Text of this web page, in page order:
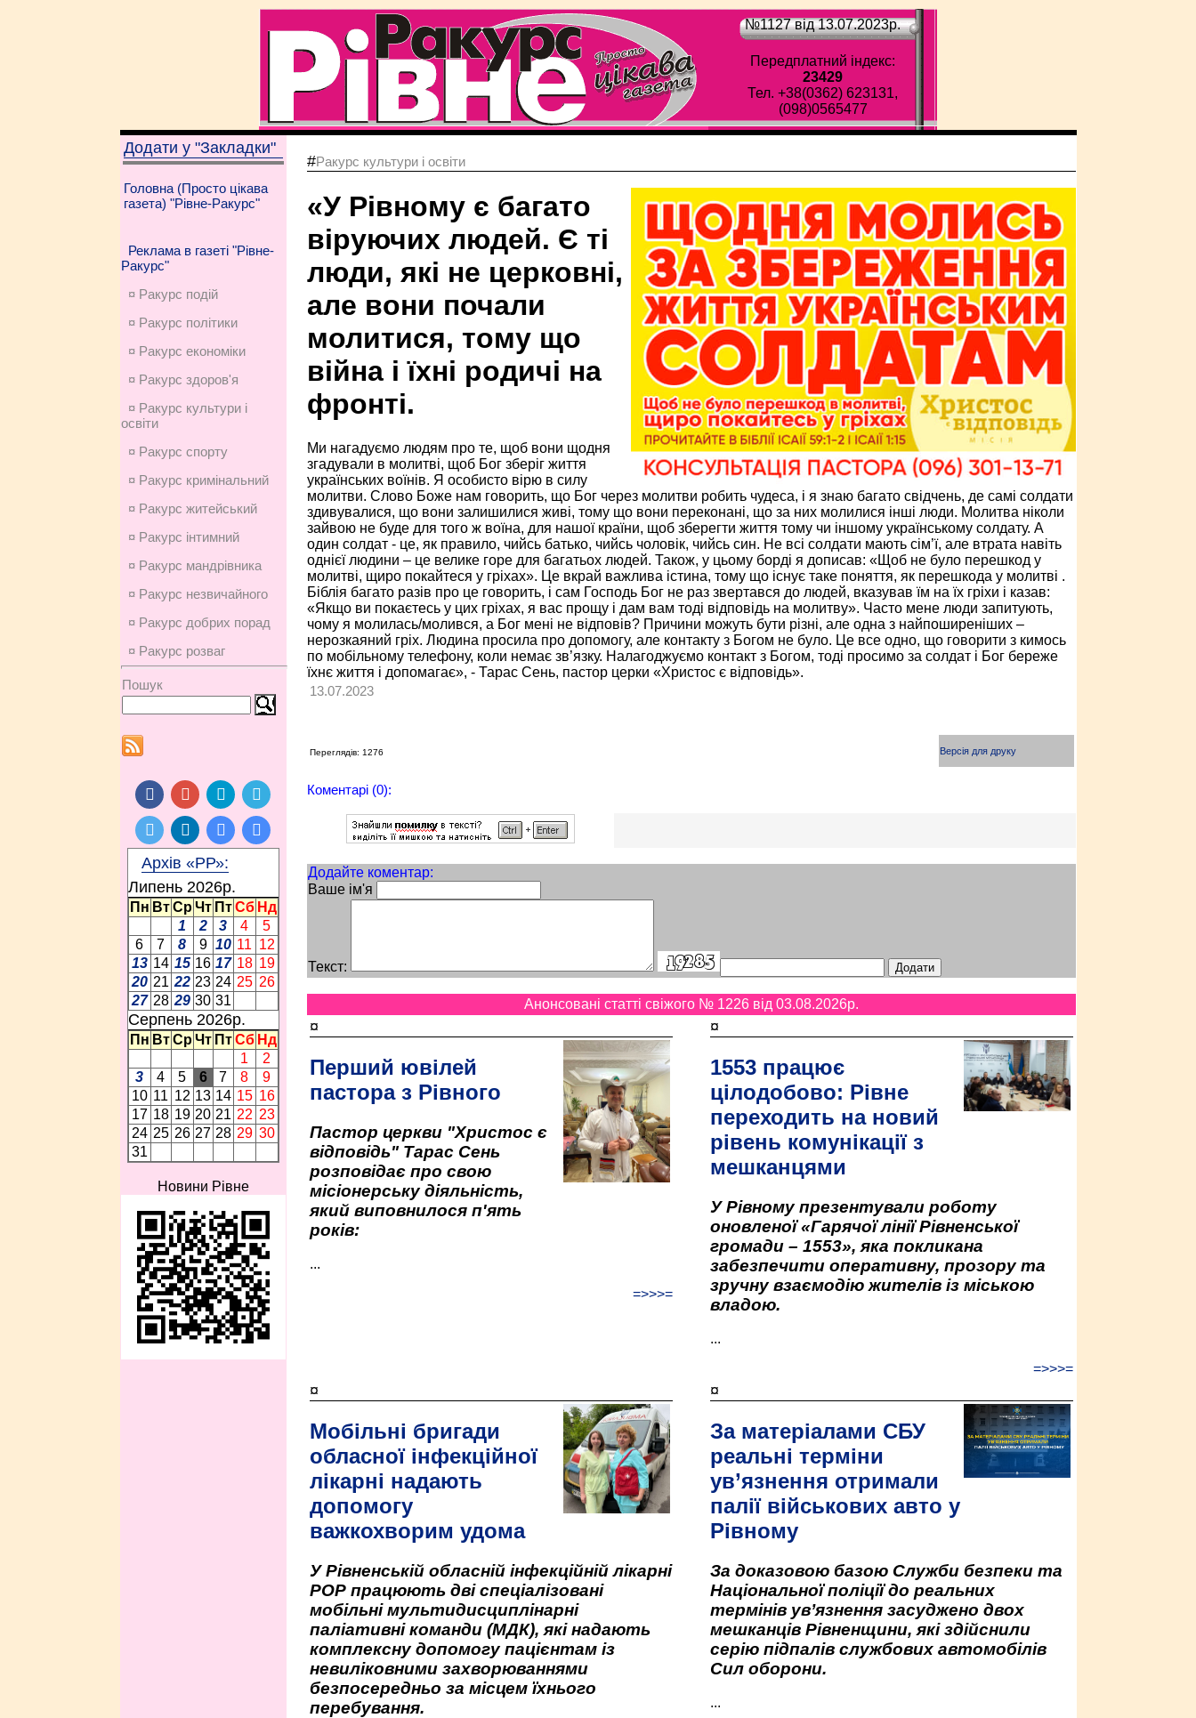
№1127 від 13.07.2023p.
Передплатний індекс:
23429
Тел. +38(0362) 623131,
(098)0565477
Додати у "Закладки"
Головна (Просто цікава
газета) "Рівне-Ракурс"
Реклама в газеті "Рівне-
Ракурс"
¤ Ракурс подій
¤ Ракурс політики
¤ Ракурс економiки
¤ Ракурс здоров'я
¤ Ракурс культури і
освіти
¤ Ракурс спорту
¤ Ракурс кримінальний
¤ Ракурс житейський
¤ Ракурс інтимний
¤ Ракурс мандрівника
¤ Ракурс незвичайного
¤ Ракурс добрих порад
¤ Ракурс розваг
Пошук
Архів «РР»:
Липень 2026p.
Пн Вт Ср Чт Пт Сб Нд
1
2 3 4
5
6
7 8 9 10 11 12
13 14 15 16 17 18 19
20 21 22 23 24 25 26
27 28 29 30 31
Серпень 2026p.
Пн Вт Ср Чт Пт Сб Нд
1
2
3
4 5 6 7 8
9
10 11 12 13 14 15 16
17 18 19 20 21 22 23
24 25 26 27 28 29 30
31
Новини Рівне
#Ракурс культури і освіти
«У Рівному є багато
віруючих людей. Є ті
люди, які не церковні,
але вони почали
молитися, тому що
війна і їхні родичі на
фронті.
Ми нагадуємо людям про те, щоб вони щодня
згадували в молитві, щоб Бог зберіг життя
українських воїнів. Я особисто вірю в силу
молитви. Слово Боже нам говорить, що Бог через молитви робить чудеса, і я знаю багато свідчень, де самі солдати
здивувалися, що вони залишилися живі, тому що вони переконані, що за них молилися інші люди. Молитва ніколи
зайвою не буде для того ж воїна, для нашої країни, щоб зберегти життя тому чи іншому українському солдату. А
один солдат - це, як правило, чийсь батько, чийсь чоловік, чийсь син. Не всі солдати мають сім’ї, але втрата навіть
однієї людини – це велике горе для багатьох людей. Також, у цьому борді я дописав: «Щоб не було перешкод у
молитві, щиро покайтеся у гріхах». Це вкрай важлива істина, тому що існує таке поняття, як перешкода у молитві .
Біблія багато разів про це говорить, і сам Господь Бог не раз звертався до людей, вказував їм на їх гріхи і казав:
«Якщо ви покаєтесь у цих гріхах, я вас прощу і дам вам тоді відповідь на молитву». Часто мене люди запитують,
чому я молилась/молився, а Бог мені не відповів? Причини можуть бути різні, але одна з найпоширеніших –
нерозкаяний гріх. Людина просила про допомогу, але контакту з Богом не було. Це все одно, що говорити з кимось
по мобільному телефону, коли немає зв’язку. Налагоджуємо контакт з Богом, тоді просимо за солдат і Бог береже
їхнє життя і допомагає», - Тарас Сень, пастор церки «Христос є відповідь».
13.07.2023
Переглядів: 1276 Версія для друку
Коментарі (0):
Додайте коментар:
Ваше ім'я
Текст:
Анонсовані статті свіжого № 1226 від 03.08.2026p.
¤
Перший ювілей
пастора з Рівного
Пастор церкви "Христос є
відповідь" Тарас Сень
розповідає про свою
місіонерську діяльність,
який виповнилося п'ять
років:
...
=>>>=
¤
1553 працює
цілодобово: Рівне
переходить на новий
рівень комунікації з
мешканцями
У Рівному презентували роботу
оновленої «Гарячої лінії Рівненської
громади – 1553», яка покликана
забезпечити оперативну, прозору та
зручну взаємодію жителів із міською
владою.
...
=>>>=
¤
Мобільні бригади
обласної інфекційної
лікарні надають
допомогу
важкохворим удома
У Рівненській обласній інфекційній лікарні
РОР працюють дві спеціалізовані
мобільні мультидисциплінарні
паліативні команди (МДК), які надають
комплексну допомогу пацієнтам із
невиліковними захворюваннями
безпосередньо за місцем їхнього
перебування.
¤
За матеріалами СБУ
реальні терміни
ув’язнення отримали
палії військових авто у
Рівному
За доказовою базою Служби безпеки та
Національної поліції до реальних
термінів ув’язнення засуджено двох
мешканців Рівненщини, які здійснили
серію підпалів службових автомобілів
Сил оборони.
...